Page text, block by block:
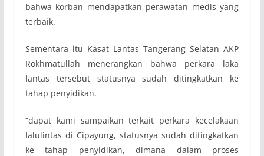
bahwa korban mendapatkan perawatan medis yang
terbaik.
Sementara itu Kasat Lantas Tangerang Selatan AKP
Rokhmatullah menerangkan bahwa perkara laka
lantas tersebut statusnya sudah ditingkatkan ke
tahap penyidikan.
“dapat kami sampaikan terkait perkara kecelakaan
lalulintas di Cipayung, statusnya sudah ditingkatkan
ke tahap penyidikan, dimana dalam proses